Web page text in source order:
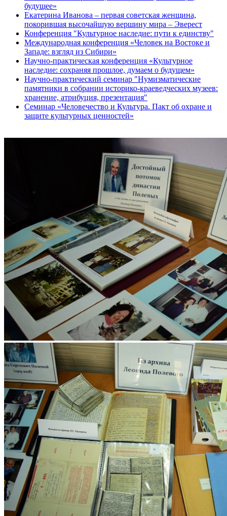
будущее»
Екатерина Иванова – первая советская женщина,
покорившая высочайшую вершину мира – Эверест
Конференция "Культурное наследие: пути к единству"
Международная конференция «Человек на Востоке и
Западе: взгляд из Сибири»
Научно-практическая конференция «Культурное
наследие: сохраняя прошлое, думаем о будущем»
Научно-практический семинар "Нумизматические
памятники в собрании историко-краеведческих музеев:
хранение, атрибуция, презентация"
Семинар «Человечество и Культура. Пакт об охране и
защите культурных ценностей»